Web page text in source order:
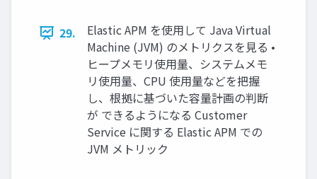
29.
Elastic APM を使⽤して Java Virtual
Machine (JVM) のメトリクスを⾒る •
ヒープメモリ使⽤量、システムメモ
リ使⽤量、CPU 使⽤量などを把握
し、根拠に基づいた容量計画の判断
が できるようになる Customer
Service に関する Elastic APM での
JVM メトリック